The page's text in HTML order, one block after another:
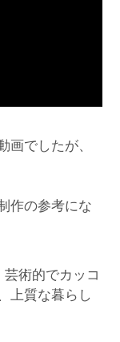
画でしたが、
作の参考にな
術的でカッコ
上質な暮らし